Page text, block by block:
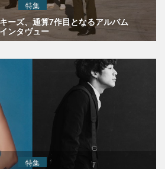
特集
ーズ、通算7作目となるアルバム
ンタヴュー
特集